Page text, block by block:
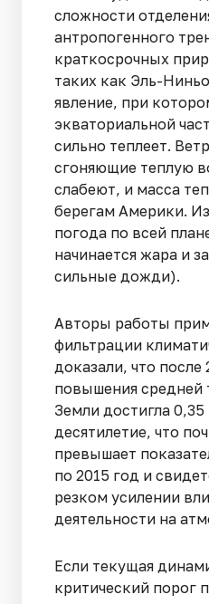
сложности
антропогенного
краткосрочных
таких как Эль-
явление, при
экваториальной
сильно теплеет.
сгоняющие теплую
слабеют, и масса
берегам Америки.
погода по всей
начинается жара и
сильные дожди).
Авторы работы
фильтрации
доказали, что после
повышения средней
Земли достигла
десятилетие, что
превышает
по 2015 год и
резком усилении
деятельности на
Если текущая
критический порог